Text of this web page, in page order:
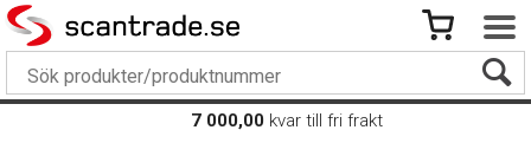
7 000,00 kvar till fri frakt